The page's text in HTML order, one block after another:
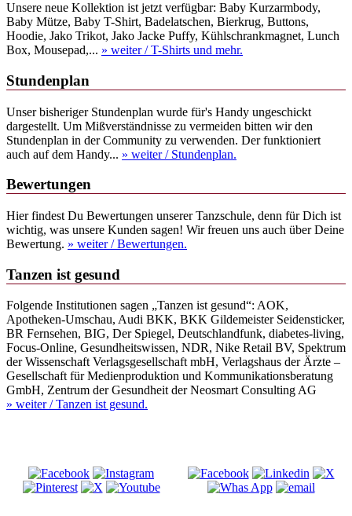
Unsere neue Kollektion ist jetzt verfügbar: Baby Kurzarmbody,
Baby Mütze, Baby T-Shirt, Badelatschen, Bierkrug, Buttons,
Hoodie, Jako Trikot, Jako Jacke Puffy, Kühlschrankmagnet, Lunch
Box, Mousepad,... » weiter/ T-Shirts und mehr.
Stundenplan
Unser bisheriger Stundenplan wurde für's Handy ungeschickt
dargestellt. Um Mißverständnisse zu vermeiden bitten wir den
Stundenplan in der Community zu verwenden. Der funktioniert
auch auf dem Handy... » weiter/ Stundenplan.
Bewertungen
Hier findest Du Bewertungen unserer Tanzschule, denn für Dich ist
wichtig, was unsere Kunden sagen! Wir freuen uns auch über Deine
Bewertung. » weiter/ Bewertungen.
Tanzen ist gesund
Folgende Institutionen sagen „Tanzen ist gesund“: AOK,
Apotheken-Umschau, Audi BKK, BKK Gildemeister Seidensticker,
BR Fernsehen, BIG, Der Spiegel, Deutschlandfunk, diabetes-living,
Focus-Online, Gesundheitswissen, NDR, Nike Retail BV, Spektrum
der Wissenschaft Verlagsgesellschaft mbH, Verlagshaus der Ärzte –
Gesellschaft für Medienproduktion und Kommunikationsberatung
GmbH, Zentrum der Gesundheit der Neosmart Consulting AG
» weiter/ Tanzen ist gesund.